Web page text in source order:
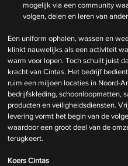
mogelijk via een community
volgen, delen en leren van
Een uniform ophalen, wassen en
klinkt nauwelijks als een activiteit
warm voor lopen. Toch schuilt juist
kracht van Cintas. Het bedrijf
ruim een miljoen locaties in Noord-
bedrijfskleding, schoonloopmatten,
producten en veiligheidsdiensten.
levering vormt het begin van de
waardoor een groot deel van de
terugkeert.
Koers Cintas